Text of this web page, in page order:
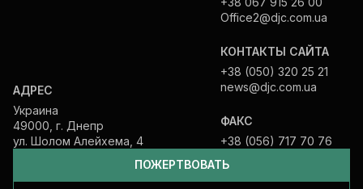
ПОЖЕРТВОВАТЬ
АДРЕС
Украина
49000, г. Днепр
ул. Шолом Алейхема, 4
Office2@djc.com.ua
КОНТАКТЫ САЙТА
+38 (050) 320 25 21
news@djc.com.ua
ФАКС
+38 (056) 717 70 76